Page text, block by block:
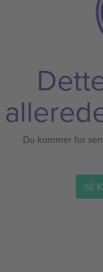
Du kommer for
SE